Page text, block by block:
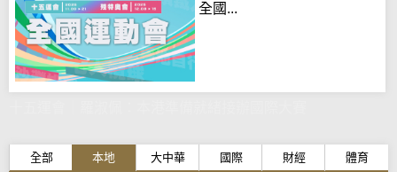
全國...
全部 本地 大中華 國際 財經 體育